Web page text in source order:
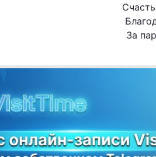
За